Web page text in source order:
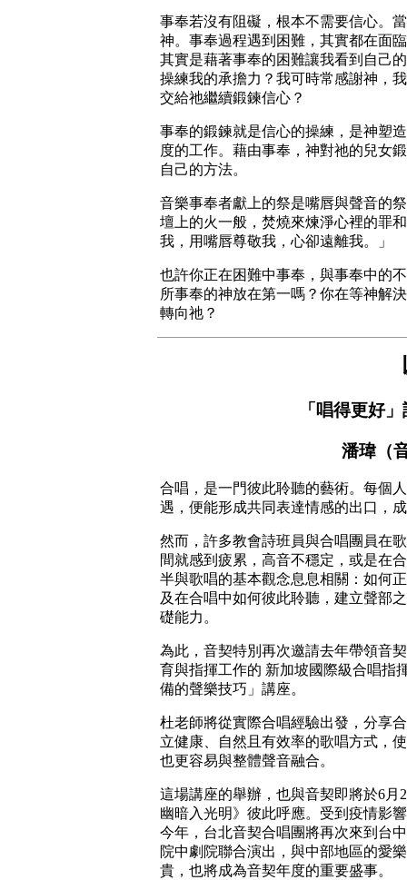
事奉若沒有阻礙，根本不需要信心。
神。事奉過程遇到困難，其實都在面
其實是藉著事奉的困難讓我看到自己
操練我的承擔力？我可時常感謝神，
交給祂繼續鍛鍊信心？
事奉的鍛鍊就是信心的操練，是神塑
度的工作。藉由事奉，神對祂的兒女
自己的方法。
音樂事奉者獻上的祭是嘴唇與聲音的
壇上的火一般，焚燒來煉淨心裡的罪
我，用嘴唇尊敬我，心卻遠離我。」
也許你正在困難中事奉，與事奉中的
所事奉的神放在第一嗎？你在等神解
轉向祂？
「唱得更好
潘瑋（
合唱，是一門彼此聆聽的藝術。每個
遇，便能形成共同表達情感的出口，
然而，許多教會詩班員與合唱團員在
間就感到疲累，高音不穩定，或是在
半與歌唱的基本觀念息息相關：如何
及在合唱中如何彼此聆聽，建立聲部
礎能力。
為此，音契特別再次邀請去年帶領音
育與指揮工作的 新加坡國際級合唱指
備的聲樂技巧」講座。
杜老師將從實際合唱經驗出發，分享
立健康、自然且有效率的歌唱方式，
也更容易與整體聲音融合。
這場講座的舉辦，也與音契即將於6
幽暗入光明》彼此呼應。受到疫情影
今年，台北音契合唱團將再次來到台
院中劇院聯合演出，與中部地區的愛
貴，也將成為音契年度的重要盛事。